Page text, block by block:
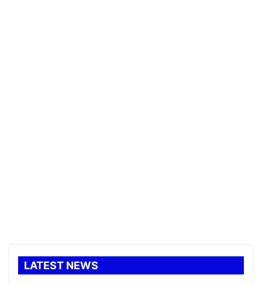
LATEST NEWS